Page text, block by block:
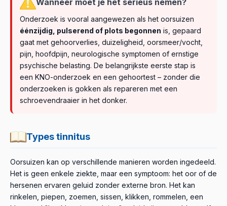
doorbloeding van het binnenoor en de zenuwfunctie
verslechteren.
Een systematische review liet zien dat behandeling van
TMD (bijv. bitbeugel, fysiotherapie) de bijbehorende
tinnitusklachten kan verminderen.
Belangrijk:Stop medicijnen hierom niet op eigen houtje.
Overleg eerst met je arts, want plotseling stoppen kan
soms ernstiger problemen veroorzaken dan het
probleem met het oorsuizen zelf.
worden vooral overwogen als het éénzijdig, persistent
of asymmetrisch gehoorverlies, duizeligheid,
neurologische symptomen of andere ongewone
klachten betreft.
maar de hersenen ervaren het als bedreigender.
Slechte slaap, angst, uitputting en aanhoudende focus
kunnen een vicieuze cirkel creëren: het gezoem
veroorzaakt stress, en stress maakt het gezoem erger.
Daarom is bij de aanpak van tinnitus ook aandacht voor
psychische belasting en slaapkwaliteit belangrijk. Meer
hierover bij de behandelingsmogelijkheden.
Wanneer moet je het serieus nemen?
Onderzoek is vooral aangewezen als het oorsuizen
éénzijdig, pulserend of plots begonnen is, gepaard
gaat met gehoorverlies, duizeligheid, oorsmeer/vocht,
pijn, hoofdpijn, neurologische symptomen of ernstige
psychische belasting. De belangrijkste eerste stap is
een KNO-onderzoek en een gehoortest – zonder die
onderzoeken is gokken als repareren met een
schroevendraaier in het donker.
Types tinnitus
Oorsuizen kan op verschillende manieren worden ingedeeld.
Het is geen enkele ziekte, maar een symptoom: het oor of de
hersenen ervaren geluid zonder externe bron. Het kan
rinkelen, piepen, zoemen, sissen, klikken, rommelen, een